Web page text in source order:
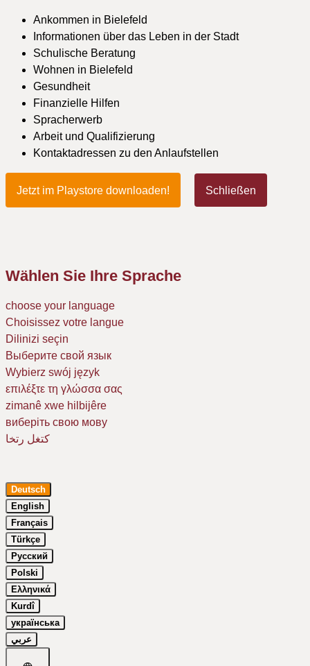
Ankommen in Bielefeld
Informationen über das Leben in der Stadt
Schulische Beratung
Wohnen in Bielefeld
Gesundheit
Finanzielle Hilfen
Spracherwerb
Arbeit und Qualifizierung
Kontaktadressen zu den Anlaufstellen
Jetzt im Playstore downloaden! Schließen
Wählen Sie Ihre Sprache
choose your language
Choisissez votre langue
Dilinizi seçin
Выберите свой язык
Wybierz swój język
επιλέξτε τη γλώσσα σας
zimanê xwe hilbijêre
виберіть свою мову
كتغل رتخا
Deutsch
English
Français
Türkçe
Русский
Polski
Ελληνικά
Kurdî
українська
عربي
Um Ihr Erlebnis auf unserer Website zu verbessern, verwenden wir
Cookies. Dazu benötigen wir Ihre Einwilligung. Erfahren Sie mehr in
unserer
Essenziell